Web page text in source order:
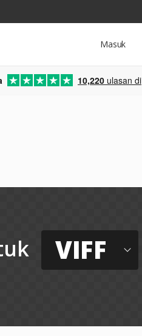
Masuk
10,220 ulasan di
VIFF